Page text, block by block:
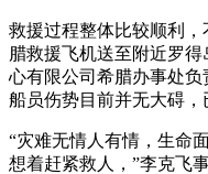
救援过程整体比较顺利
腊救援飞机送至附近罗得
心有限公司希腊办事处
船员伤势目前并无大碍，
“灾难无情人有情，生命
想着赶紧救人，”李克飞